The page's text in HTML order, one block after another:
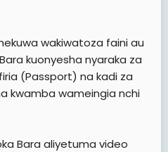
wakiwatoza faini au
kuonyesha nyaraka za
(Passport) na kadi za
kwamba wameingia nchi
Bara aliyetuma video